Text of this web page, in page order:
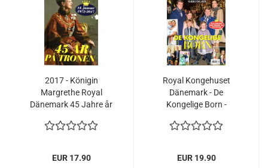
2017 - Königin
Margrethe Royal
Dänemark 45 Jahre år
EUR 17.90
Royal Kongehuset
Dänemark - De
Kongelige Born -
Frederik, Königin
EUR 19.90